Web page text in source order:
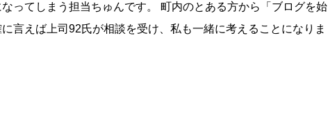
ってしまう担当ちゅんです。 町内のとある方から「ブログを始
言えば上司92氏が相談を受け、私も一緒に考えることになりま